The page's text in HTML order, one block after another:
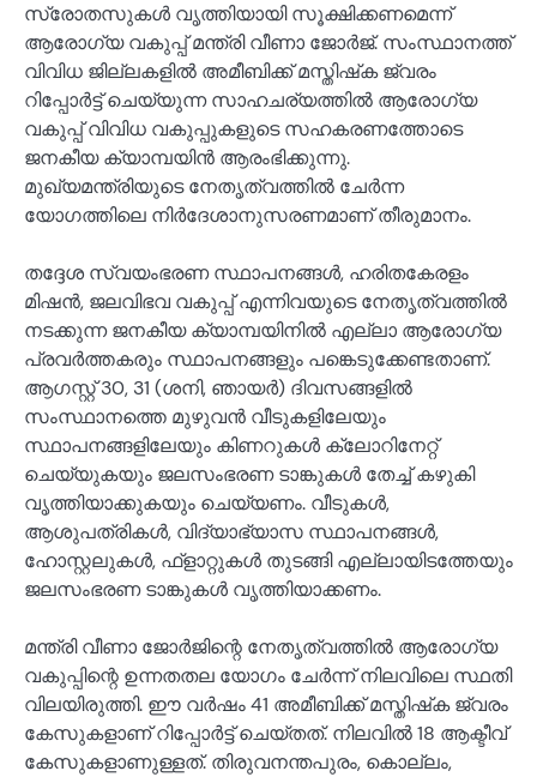
സ്രോതസുകള്‍ വൃത്തിയായി സൂക്ഷിക്കണമെന്ന്
ആരോഗ്യ വകുപ്പ് മന്ത്രി വീണാ ജോര്‍ജ്. സംസ്ഥാനത്ത്
വിവിധ ജില്ലകളില്‍ അമീബിക്ക് മസ്തിഷ്‌ക ജ്വരം
റിപ്പോര്‍ട്ട് ചെയ്യുന്ന സാഹചര്യത്തില്‍ ആരോഗ്യ
വകുപ്പ് വിവിധ വകുപ്പുകളുടെ സഹകരണത്തോടെ
ജനകീയ ക്യാമ്പയിന്‍ ആരംഭിക്കുന്നു.
മുഖ്യമന്ത്രിയുടെ നേതൃത്വത്തില്‍ ചേര്‍ന്ന
യോഗത്തിലെ നിര്‍ദേശാനുസരണമാണ് തീരുമാനം.
തദ്ദേശ സ്വയംഭരണ സ്ഥാപനങ്ങള്‍, ഹരിതകേരളം
മിഷന്‍, ജലവിഭവ വകുപ്പ് എന്നിവയുടെ നേതൃത്വത്തില്‍
നടക്കുന്ന ജനകീയ ക്യാമ്പയിനില്‍ എല്ലാ ആരോഗ്യ
പ്രവര്‍ത്തകരും സ്ഥാപനങ്ങളും പങ്കെടുക്കേണ്ടതാണ്.
ആഗസ്റ്റ് 30, 31 (ശനി, ഞായര്‍) ദിവസങ്ങളില്‍
സംസ്ഥാനത്തെ മുഴുവന്‍ വീടുകളിലേയും
സ്ഥാപനങ്ങളിലേയും കിണറുകള്‍ ക്ലോറിനേറ്റ്
ചെയ്യുകയും ജലസംഭരണ ടാങ്കുകള്‍ തേച്ച് കഴുകി
വൃത്തിയാക്കുകയും ചെയ്യണം. വീടുകള്‍,
ആശുപത്രികള്‍, വിദ്യാഭ്യാസ സ്ഥാപനങ്ങള്‍,
ഹോസ്റ്റലുകള്‍, ഫ്‌ളാറ്റുകള്‍ തുടങ്ങി എല്ലായിടത്തേയും
ജലസംഭരണ ടാങ്കുകള്‍ വൃത്തിയാക്കണം.
മന്ത്രി വീണാ ജോര്‍ജിന്റെ നേതൃത്വത്തില്‍ ആരോഗ്യ
വകുപ്പിന്റെ ഉന്നതതല യോഗം ചേര്‍ന്ന് നിലവിലെ സ്ഥതി
വിലയിരുത്തി. ഈ വര്‍ഷം 41 അമീബിക്ക് മസ്തിഷ്‌ക ജ്വരം
കേസുകളാണ് റിപ്പോര്‍ട്ട് ചെയ്തത്. നിലവില്‍ 18 ആക്ടീവ്
കേസുകളാണുള്ളത്. തിരുവനന്തപുരം, കൊല്ലം,